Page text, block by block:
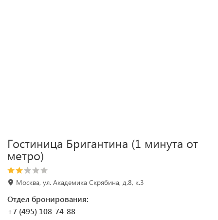
Гостиница Бригантина (1 минута от
метро)
Москва, ул. Академика Скрябина, д.8, к.3
Отдел бронирования:
+7 (495) 108-74-88